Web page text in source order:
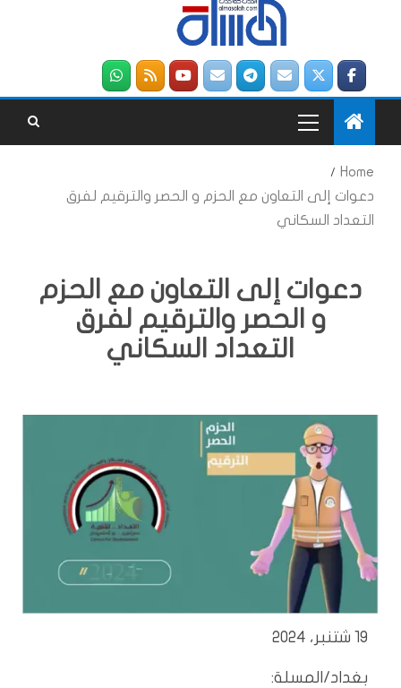
Home
دعوات إلى التعاون مع الحزم و الحصر والترقيم لفرق
التعداد السكاني
دعوات إلى التعاون مع الحزم
و الحصر والترقيم لفرق
التعداد السكاني
19 شتنبر، 2024
بغداد/المسلة: